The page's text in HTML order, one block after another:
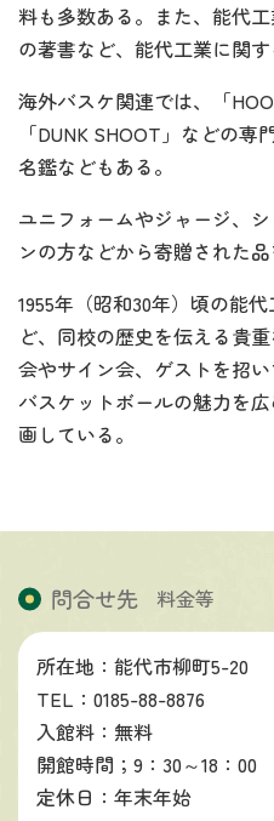
料も多数ある。また、能代
の著書など、能代工業に関
海外バスケ関連では、「
「DUNK SHOOT」などの
名鑑などもある。
ユニフォームやジャージ、
ンの方などから寄贈された品
1955年（昭和30年）頃の能
ど、同校の歴史を伝える貴
会やサイン会、ゲストを招
バスケットボールの魅力を
画している。
問合せ先 料金等
所在地：能代市柳町5-20
TEL：0185-88-8876
入館料：無料
開館時間；9：30～18：00
定休日：年末年始